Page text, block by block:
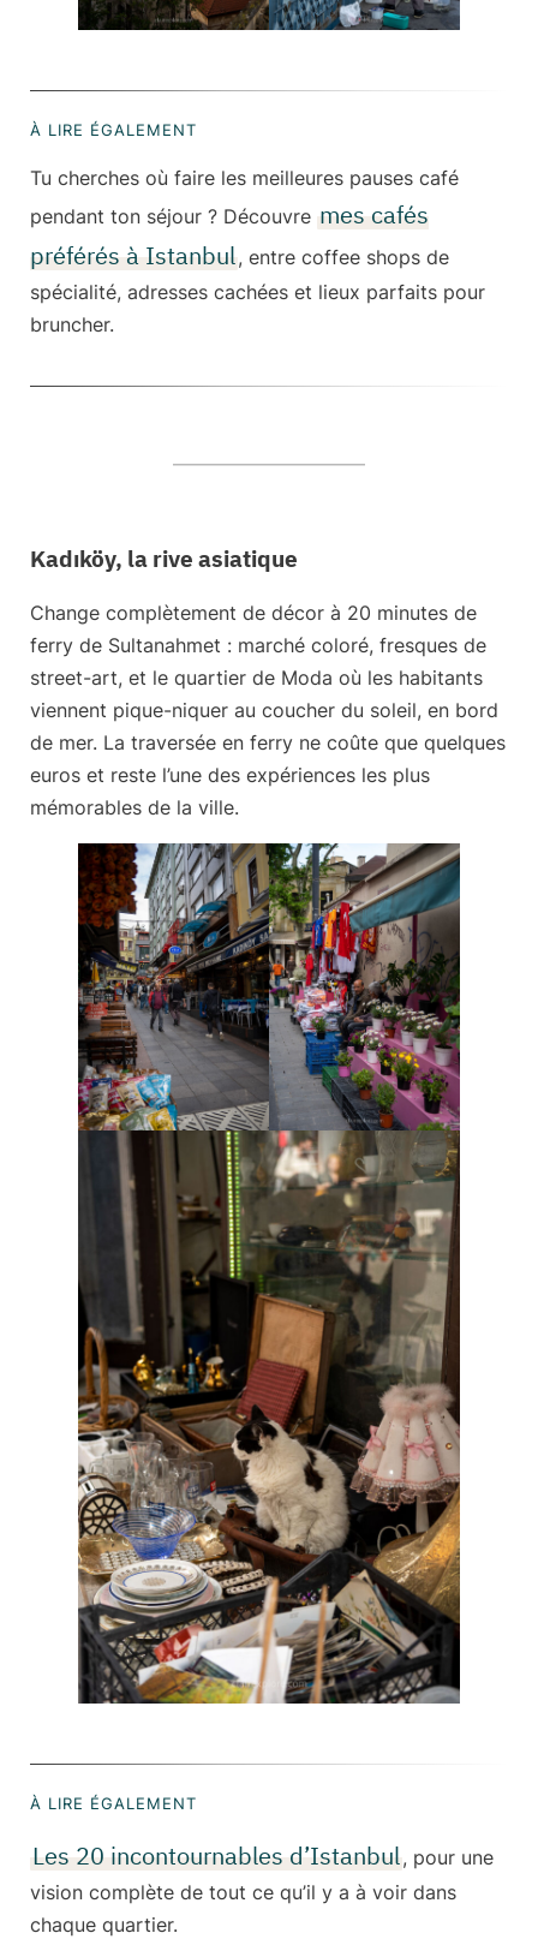
À LIRE ÉGALEMENT
Tu cherches où faire les meilleures pauses café
pendant ton séjour ? Découvre mes cafés
préférés à Istanbul, entre coffee shops de
spécialité, adresses cachées et lieux parfaits pour
bruncher.
Kadıköy, la rive asiatique
Change complètement de décor à 20 minutes de
ferry de Sultanahmet : marché coloré, fresques de
street-art, et le quartier de Moda où les habitants
viennent pique-niquer au coucher du soleil, en bord
de mer. La traversée en ferry ne coûte que quelques
euros et reste l’une des expériences les plus
mémorables de la ville.
À LIRE ÉGALEMENT
Les 20 incontournables d’Istanbul, pour une
vision complète de tout ce qu’il y a à voir dans
chaque quartier.